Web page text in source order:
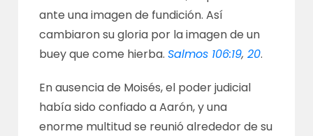
ante una imagen de fundición. Así
cambiaron su gloria por la imagen de un
buey que come hierba.Salmos 106:19,20.
En ausencia de Moisés, el poder judicial
había sido confiado a Aarón, y una
enorme multitud se reunió alrededor de su